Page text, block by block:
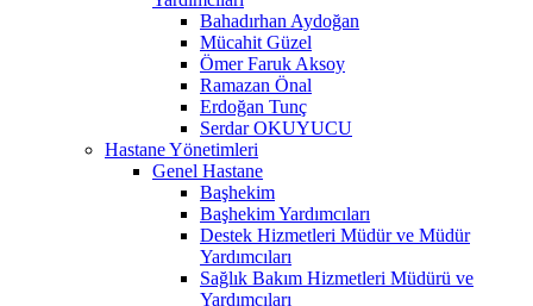
Bahadırhan Aydoğan
Mücahit Güzel
Ömer Faruk Aksoy
Ramazan Önal
Erdoğan Tunç
Serdar OKUYUCU
Hastane Yönetimleri
Genel Hastane
Başhekim
Başhekim Yardımcıları
Destek Hizmetleri Müdür ve Müdür
Yardımcıları
Sağlık Bakım Hizmetleri Müdürü ve
Yardımcıları